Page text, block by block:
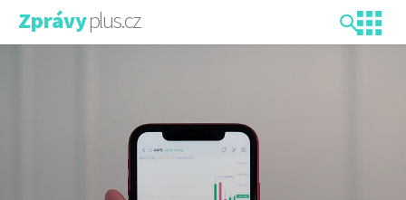
Zprávyplus.cz